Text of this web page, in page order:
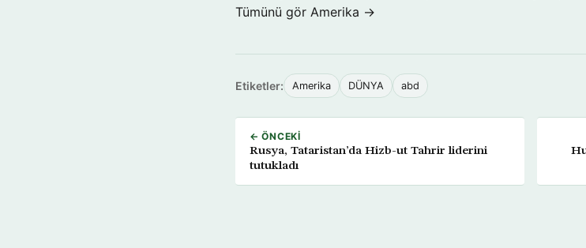
Tümünü gör Amerika →
Etiketler: Amerika DÜNYA abd
← ÖNCEKI
Rusya, Tataristan’da Hizb-ut Tahrir liderini
tutukladı